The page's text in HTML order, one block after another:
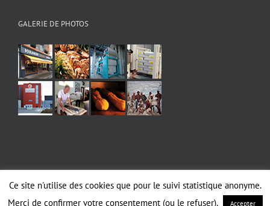
GALERIE DE PHOTOS
Copyright 2019 MOULINS DUMEE | Tous droits réservés |Mentions légales|
Ce site n'utilise des cookies que pour le suivi statistique anonyme.
Merci de confirmer votre consentement (ou le refuser).
Accepter